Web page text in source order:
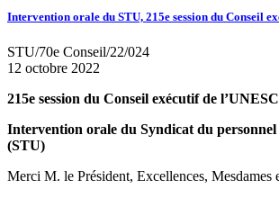
Intervention orale du STU, 215e session du Conseil
STU/70e Conseil/22/024
12 octobre 2022
215e session du Conseil exécutif de
Intervention orale du Syndicat du
(STU)
Merci M. le Président, Excellences, Mesdames